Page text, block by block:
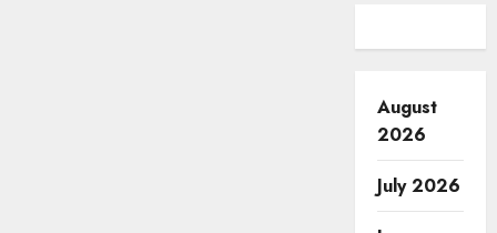
August
2026
July 2026